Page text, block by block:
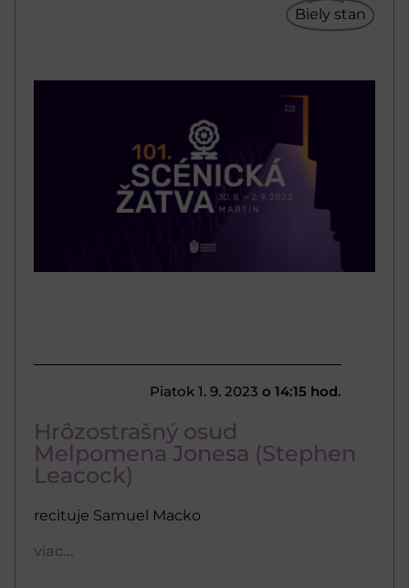
Biely stan
Piatok 1. 9. 2023 o 14:15 hod.
Hrôzostrašný osud
Melpomena Jonesa (Stephen
Leacock)
recituje Samuel Macko
viac...